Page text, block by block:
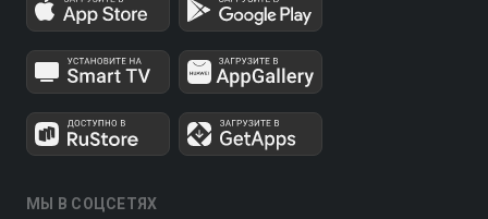
МЫ В СОЦСЕТЯХ